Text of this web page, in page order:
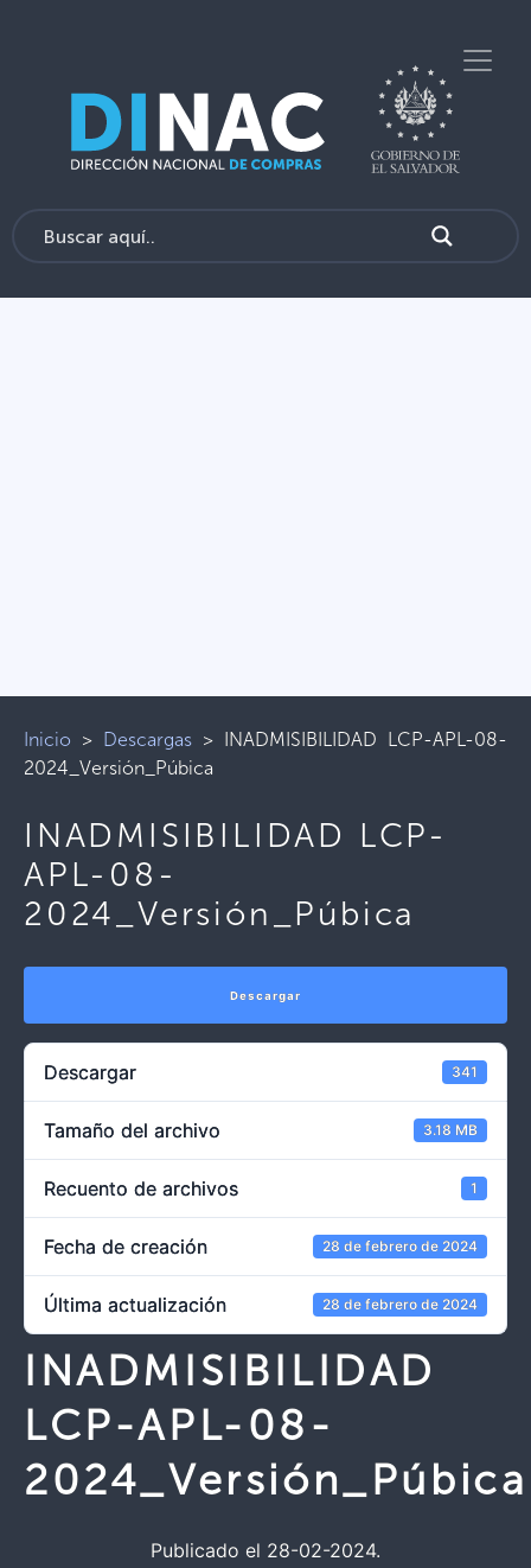
Inicio > Descargas > INADMISIBILIDAD LCP-APL-08-
2024_Versión_Púbica
INADMISIBILIDAD LCP-
APL-08-
2024_Versión_Púbica
Descargar
Descargar 341
Tamaño del archivo 3.18 MB
Recuento de archivos 1
Fecha de creación 28 de febrero de 2024
Última actualización 28 de febrero de 2024
INADMISIBILIDAD
LCP-APL-08-
2024_Versión_Púbica
Publicado el 28-02-2024.